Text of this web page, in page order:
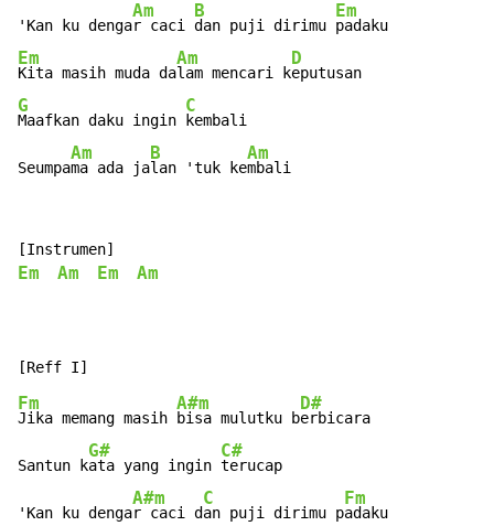
'Kan ku denga
Am
r caci
B
dan puji dirimu
Em
Em
Kita masih muda da
Am
lam mencari k
D
G
Maafkan daku ingin
C
kembali
Seumpa
Am
ma ada ja
B
lan 'tuk ke
Am
mbali
Em Am Em Am
Fm
Jika memang masih
A#m
bisa mulutku b
D#
erbicara
Santun k
G#
ata yang ingin
C#
terucap
'Kan ku denga
A#m
r caci d
C
an puji dirimu p
Fm